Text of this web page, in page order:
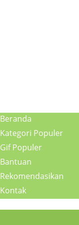
Beranda
Kategori Populer
Gif Populer
Bantuan
Rekomendasikan
Kontak